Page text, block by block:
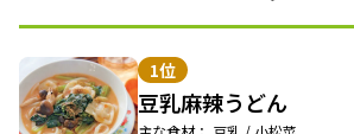
1位
豆乳麻辣うどん